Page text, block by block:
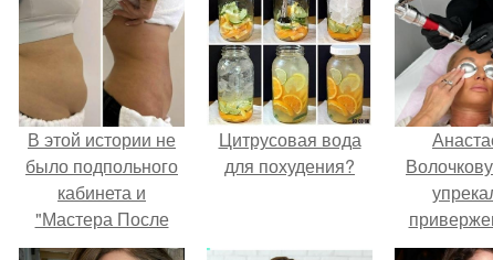
В этой истории не
было подпольного
кабинета и
"Мастера После
Двухнедельных
Цитрусовая вода
для похудения?